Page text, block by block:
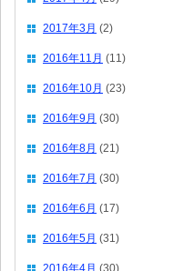
2017年3月 (2)
2016年11月 (11)
2016年10月 (23)
2016年9月 (30)
2016年8月 (21)
2016年7月 (30)
2016年6月 (17)
2016年5月 (31)
2016年4月 (30)